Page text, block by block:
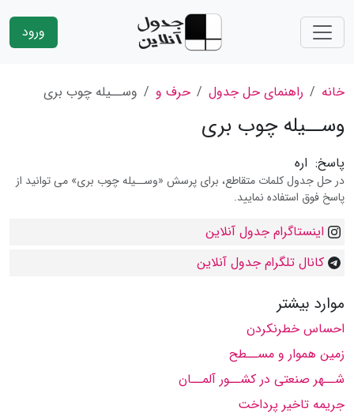
ورود
خانه راهنمای حل جدول حرف و وســیله چوب بری
وســیله چوب بری
پاسخ: اره
در حل جدول کلمات متقاطع، برای پرسش «وســیله چوب بری» می توانید از
پاسخ فوق استفاده نمایید.
اینستاگرام جدول آنلاین
کانال تلگرام جدول آنلاین
موارد بیشتر
احساس خطرنکردن
زمین هموار و مســطح
شــهر صنعتی در کشــور آلمــان
جریمه تاخیر پرداخت